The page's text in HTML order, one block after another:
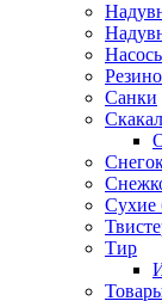
Санки
Сухие
Тир